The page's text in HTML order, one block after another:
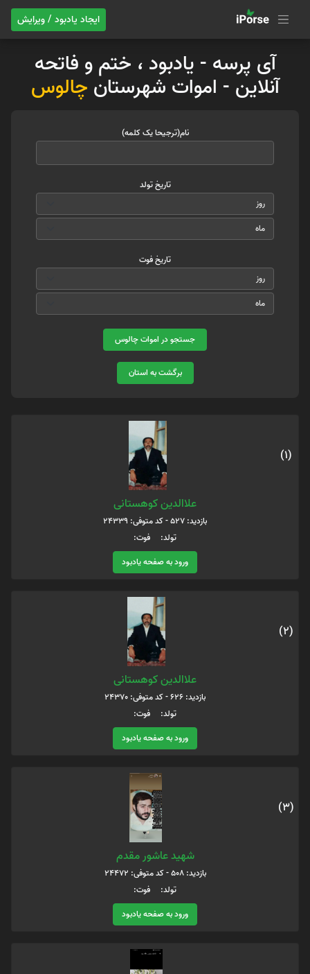
ایجاد یادبود / ویرایش
آی پرسه - یادبود ، ختم و فاتحه
آنلاین - اموات شهرستان چالوس
نام(ترجیحا یک کلمه)
تاریخ تولد
تاریخ فوت
جستجو در اموات چالوس
برگشت به استان
(1)
علاالدین کوهستانی
بازدید: 527 - کد متوفی: 24339
تولد: فوت:
ورود به صفحه یادبود
(2)
علاالدین کوهستانی
بازدید: 626 - کد متوفی: 24370
تولد: فوت:
ورود به صفحه یادبود
(3)
شهید عاشور مقدم
بازدید: 508 - کد متوفی: 24472
تولد: فوت:
ورود به صفحه یادبود